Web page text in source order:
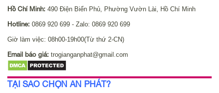
Hồ Chí Minh: 490 Điện Biển Phủ, Phường Vườn Lài, Hồ Chí Minh
Hotline: 0869 920 699 - Zalo: 0869 920 699
Giờ làm việc: 08h00-19h00(Từ thứ 2-CN)
Email báo giá: trogianganphat@gmail.com
TẠI SAO CHỌN AN PHÁT?